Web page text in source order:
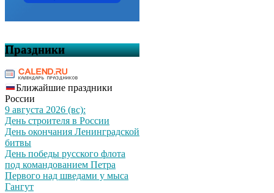
Праздники
Ближайшие праздники
России
9 августа 2026 (вс):
День строителя в России
День окончания Ленинградской
битвы
День победы русского флота
под командованием Петра
Первого над шведами у мыса
Гангут